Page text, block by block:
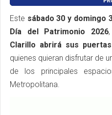
Este sábado 30 y domingo
Día del Patrimonio 2026
Clarillo abrirá sus
quienes quieran disfrutar de
de los principales
Metropolitana.